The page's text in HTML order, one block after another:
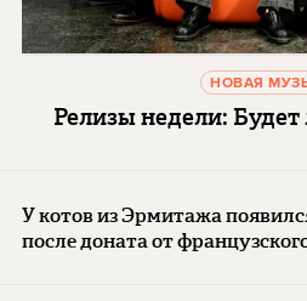
НОВАЯ
Релизы недели:
У котов из Эрмитажа
после доната от